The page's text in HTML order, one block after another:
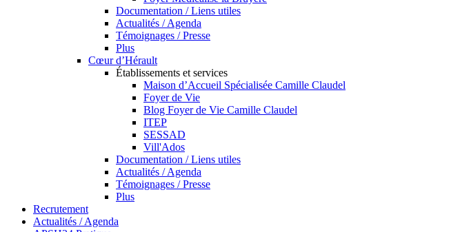
Documentation / Liens utiles
Actualités / Agenda
Témoignages / Presse
Plus
Cœur d’Hérault
Établissements et services
Maison d’Accueil Spécialisée Camille Claudel
Foyer de Vie
Blog Foyer de Vie Camille Claudel
ITEP
SESSAD
Vill'Ados
Documentation / Liens utiles
Actualités / Agenda
Témoignages / Presse
Plus
Recrutement
Actualités / Agenda